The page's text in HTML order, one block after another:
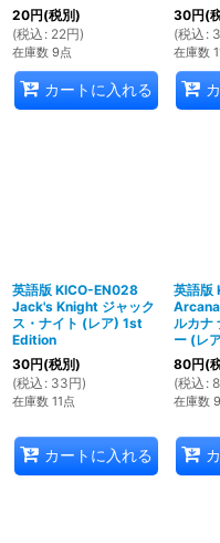
20円(税別)
(税込 : 22円)
在庫数 9点
カートに入れる
30円(
(税込 :
在庫数
英語版 KICO-EN028
Jack's Knight ジャック
ス・ナイト (レア) 1st
Edition
30円(税別)
(税込 : 33円)
在庫数 11点
カートに入れる
英語版
ルカナ
ー (レ
80円(
(税込 :
在庫数